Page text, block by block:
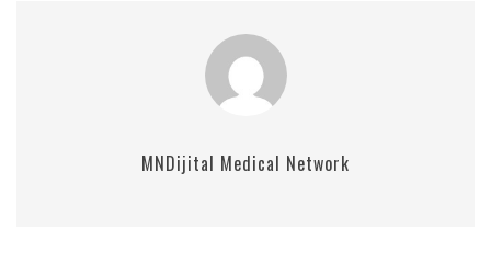
MNDijital Medical Network